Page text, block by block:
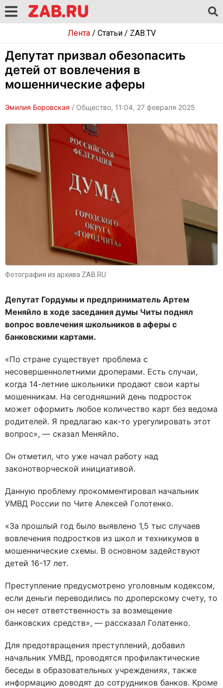
Лента/ Статьи/ ZAB.TV
Депутат призвал обезопасить
детей от вовлечения в
мошеннические аферы
Эмилия Боровская / Общество, 11:04, 27 февраля 2025
Фотография из архива ZAB.RU
Депутат Гордумы и предприниматель Артем
Меняйло в ходе заседания думы Читы поднял
вопрос вовлечения школьников в аферы с
банковскими картами.
«По стране существует проблема с
несовершеннолетними дроперами. Есть случаи,
когда 14-летние школьники продают свои карты
мошенникам. На сегодняшний день подросток
может оформить любое количество карт без ведома
родителей. Я предлагаю как-то урегулировать этот
вопрос», — сказал Меняйло.
Он отметил, что уже начал работу над
законотворческой инициативой.
Данную проблему прокомментировал начальник
УМВД России по Чите Алексей Голотенко.
«За прошлый год было выявлено 1,5 тыс случаев
вовлечения подростков из школ и техникумов в
мошеннические схемы. В основном задействуют
детей 16-17 лет.
Преступление предусмотрено уголовным кодексом,
если деньги переводились по дроперскому счету, то
он несет ответственность за возмещение
банковских средств», — рассказал Голатенко.
Для предотвращения преступлений, добавил
начальник УМВД, проводятся профилактические
беседы в образовательных учреждениях, также
информацию доводят до сотрудников банков. Кроме